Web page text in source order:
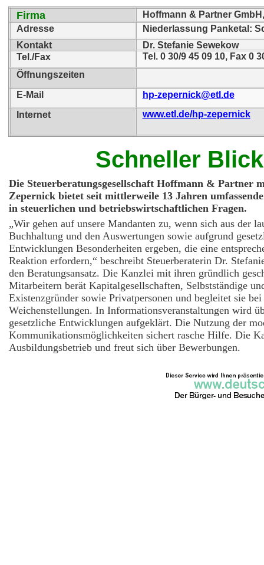
Die Steuerberatungsgesellschaft Hoffmann & Partner
Zepernick bietet seit mittlerweile 13 Jahren
in steuerlichen und betriebswirtschaftlichen
„Wir gehen auf unsere Mandanten zu, wenn sich aus der
Buchhaltung und den Auswertungen sowie aufgrund
Entwicklungen Besonderheiten ergeben, die eine
Reaktion erfordern,“ beschreibt Steuerberaterin Dr.
den Beratungsansatz. Die Kanzlei mit ihren gründlich
Mitarbeitern berät Kapitalgesellschaften, Selbstständige
Existenzgründer sowie Privatpersonen und begleitet sie
Weichenstellungen. In Informationsveranstaltungen wird
gesetzliche Entwicklungen aufgeklärt. Die Nutzung der
Kommunikationsmöglichkeiten sichert rasche Hilfe. Die
Ausbildungsbetrieb und freut sich über Bewerbungen.
Schneller
Firma
Hoffmann & Partner
Adresse
Niederlassung Panketal:
Kontakt
Dr. Stefanie Sewekow
Tel./Fax
Tel. 0 30/9 45 09 10, Fax 0
Öffnungszeiten
E-Mail
hp-zepernick@etl.de
Internet
www.etl.de/hp-zepernick